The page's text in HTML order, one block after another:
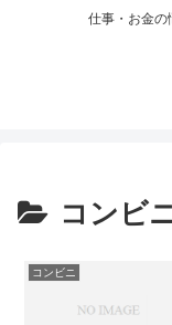
仕事・お金の
コンビ
コンビニ